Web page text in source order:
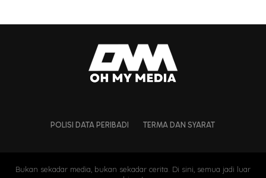
POLISI DATA PERIBADI TERMA DAN SYARAT
Bukan sekadar media, bukan sekadar cerita. Di sini, semua jadi luar